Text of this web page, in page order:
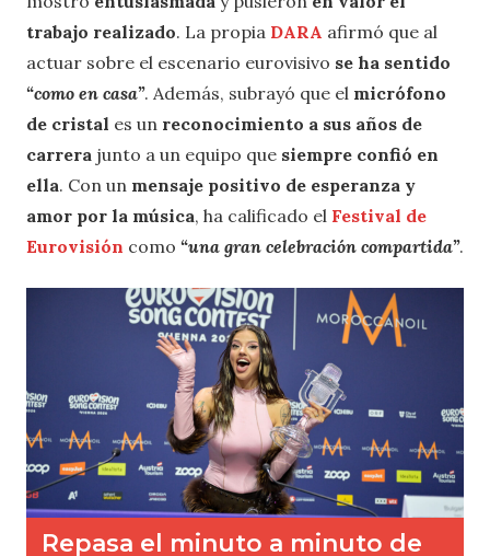
trabajo realizado. La propia DARA afirmó que al
actuar sobre el escenario eurovisivo se ha sentido
“como en casa”. Además, subrayó que el micrófono
de cristal es un reconocimiento a sus años de
carrera junto a un equipo que siempre confió en
ella. Con un mensaje positivo de esperanza y
amor por la música, ha calificado el Festival de
Eurovisión como “una gran celebración compartida”.